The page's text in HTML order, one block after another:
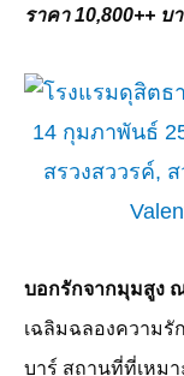
ราคา10,800++ บ
บอกรักจากมุมสูง
เฉลิมฉลองความรั
บาร์ สถานที่ที่เหม